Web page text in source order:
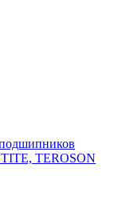
TEROSON